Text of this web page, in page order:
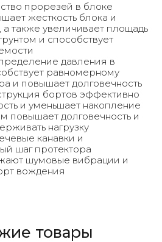
прорезей в блоке
жесткость блока и
а также увеличивает площадь
и способствует
давления в
равномерному
и повышает долговечность
бортов эффективно
и уменьшает накопление
повышает долговечность и
нагрузку
канавки и
шаг протектора
шумовые вибрации и
вождения
товары